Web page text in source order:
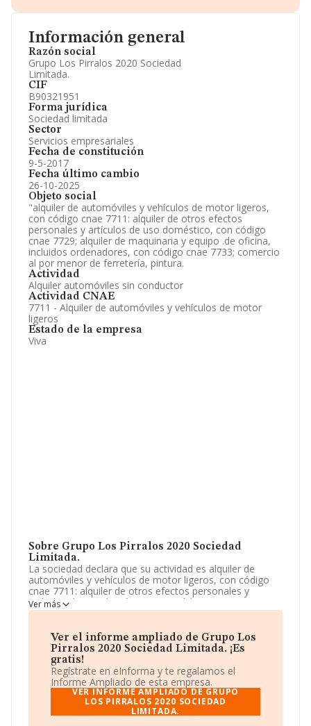
Información general
Razón social
Grupo Los Pirralos 2020 Sociedad
Limitada.
CIF
B90321951
Forma jurídica
Sociedad limitada
Sector
Servicios empresariales
Fecha de constitución
9-5-2017
Fecha último cambio
26-10-2025
Objeto social
"alquiler de automóviles y vehículos de motor ligeros,
con código cnae 7711: alquiler de otros efectos
personales y artículos de uso doméstico, con código
cnae 7729; alquiler de maquinaria y equipo .de oficina,
incluidos ordenadores, con código cnae 7733; comercio
al por menor de ferretería, pintura.
Actividad
Alquiler automóviles sin conductor
Actividad CNAE
7711 - Alquiler de automóviles y vehículos de motor
ligeros
Estado de la empresa
Viva
Sobre Grupo Los Pirralos 2020 Sociedad
Limitada.
La sociedad declara que su actividad es alquiler de
automóviles y vehículos de motor ligeros, con código
cnae 7711: alquiler de otros efectos personales y
artículos de uso doméstico, con código cnae 7729;
alquiler de maquinaria y equipo.de oficina, incluidos
menor de ferretería, pintura. La empresa es una
Sociedad Limitada. La actividad de referencia CNAE
corresponde a 'Alquiler de automóviles y vehículos de
motor ligeros', cuyo Código es 7711. La compañía no
tiene actividad en mercados exteriores.
Para llamar las oficinas se puede hacer a través del
número 955327353.
Ver más
Ver el informe ampliado de Grupo Los
Pirralos 2020 Sociedad Limitada. ¡Es
gratis!
Regístrate en eInforma y te regalamos el
Informe Ampliado de esta empresa.
VER INFORME AMPLIADO DE GRUPO
LOS PIRRALOS 2020 SOCIEDAD
LIMITADA.
Accionistas.
Artículos de prensa publicados sobre la empresa.
Información oficial y registral complementaria.